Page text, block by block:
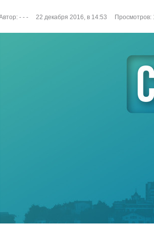
- - - 22 декабря 2016, в 14:53 Просмотров: